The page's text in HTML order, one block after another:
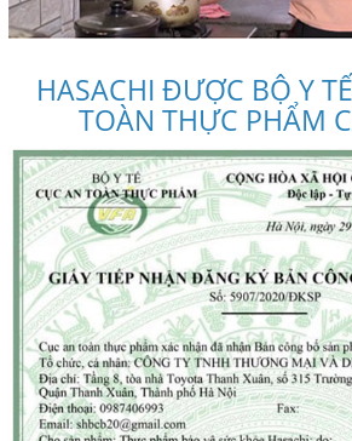
HASACHI ĐƯỢC BỘ Y
TOÀN THỰC PHẨM